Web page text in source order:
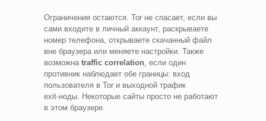
Ограничения остаются. Tor не спасает, если вы
сами входите в личный аккаунт, раскрываете
номер телефона, открываете скачанный файл
вне браузера или меняете настройки. Также
возможна traffic correlation , если один
противник наблюдает обе границы: вход
пользователя в Tor и выходной трафик
exit‑ноды. Некоторые сайты просто не работают
в этом браузере.